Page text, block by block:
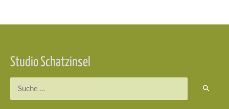
Studio Schatzinsel